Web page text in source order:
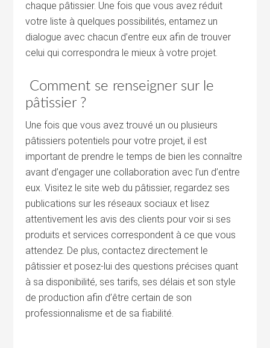
chaque pâtissier. Une fois que vous avez réduit
votre liste à quelques possibilités, entamez un
dialogue avec chacun d’entre eux afin de trouver
celui qui correspondra le mieux à votre projet.
Comment se renseigner sur le
pâtissier ?
Une fois que vous avez trouvé un ou plusieurs
pâtissiers potentiels pour votre projet, il est
important de prendre le temps de bien les connaître
avant d’engager une collaboration avec l’un d’entre
eux. Visitez le site web du pâtissier, regardez ses
publications sur les réseaux sociaux et lisez
attentivement les avis des clients pour voir si ses
produits et services correspondent à ce que vous
attendez. De plus, contactez directement le
pâtissier et posez-lui des questions précises quant
à sa disponibilité, ses tarifs, ses délais et son style
de production afin d’être certain de son
professionnalisme et de sa fiabilité.